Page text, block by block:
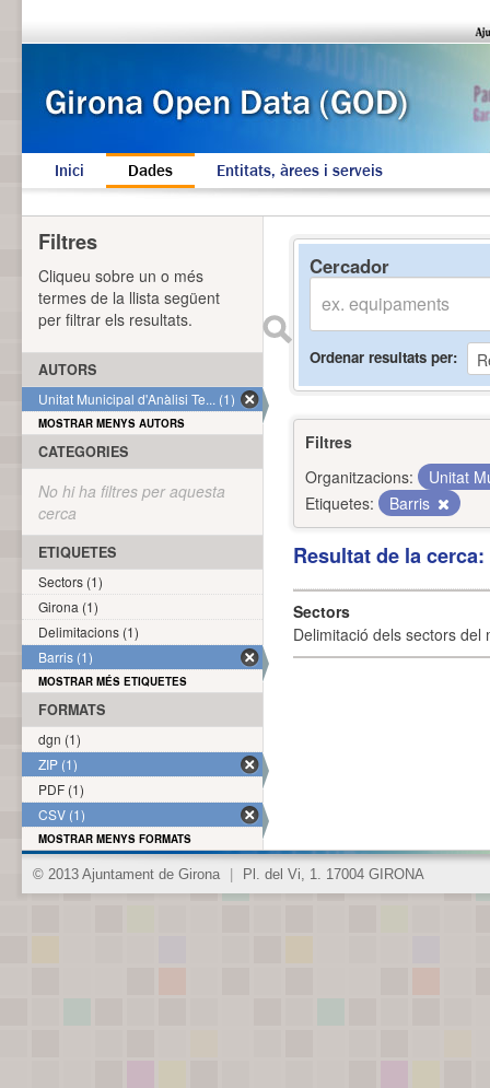
Inici Dades Entitats, àrees i serveis
Cercador
Ordenar resultats per
Filtres
Organitzacions:
Unitat
Etiquetes:
Barris
Resultat de la
Sectors
Delimitació dels sectors del
Filtres
Cliqueu sobre un o més
termes de la llista següent
per filtrar els resultats.
AUTORS
Unitat Municipal d'Anàlisi Te... (1)
MOSTRAR MENYS AUTORS
CATEGORIES
No hi ha filtres per aquesta
cerca
ETIQUETES
Sectors (1)
Girona (1)
Delimitacions (1)
Barris (1)
MOSTRAR MÉS ETIQUETES
FORMATS
dgn (1)
ZIP (1)
PDF (1)
CSV (1)
MOSTRAR MENYS FORMATS
© 2013 Ajuntament de Girona Pl. del Vi, 1. 17004 GIRONA